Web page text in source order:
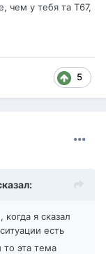
чем у тебя та Т67,
5
я сказал
есть
эта тема